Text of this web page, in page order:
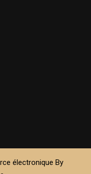
électronique By